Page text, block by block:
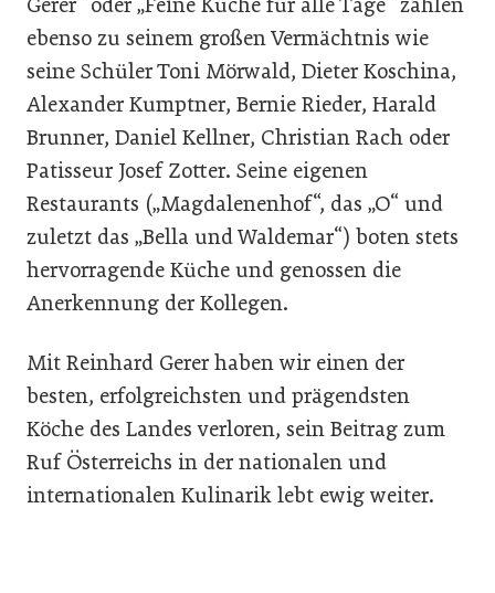
ebenso zu seinem großen Vermächtnis wie
seine Schüler Toni Mörwald, Dieter Koschina,
Alexander Kumptner, Bernie Rieder, Harald
Brunner, Daniel Kellner, Christian Rach oder
Patisseur Josef Zotter. Seine eigenen
Restaurants („Magdalenenhof“, das „O“ und
zuletzt das „Bella und Waldemar“) boten stets
hervorragende Küche und genossen die
Anerkennung der Kollegen.
Mit Reinhard Gerer haben wir einen der
besten, erfolgreichsten und prägendsten
Köche des Landes verloren, sein Beitrag zum
Ruf Österreichs in der nationalen und
internationalen Kulinarik lebt ewig weiter.